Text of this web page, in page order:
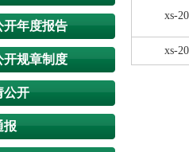
开年度报告
开规章制度
公开
报
xs-
xs-